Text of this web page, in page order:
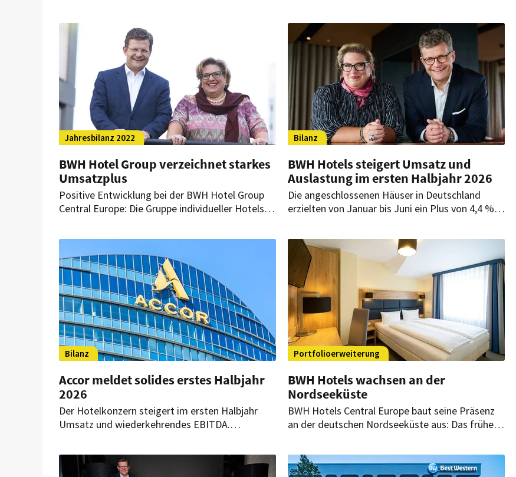
Jahresbilanz 2022
BWH Hotel Group verzeichnet starkes
Umsatzplus
Positive Entwicklung bei der BWH Hotel Group
Central Europe: Die Gruppe individueller Hotels
2022 ist sie nicht nur um elf Häuser gewachsen.
Bilanz
BWH Hotels steigert Umsatz und
Auslastung im ersten Halbjahr 2026
Die angeschlossenen Häuser in Deutschland
erzielten von Januar bis Juni ein Plus von 4,4 %.
durchschnittliche Tagesrate zurückging.
Bilanz
Accor meldet solides erstes Halbjahr
2026
Der Hotelkonzern steigert im ersten Halbjahr
Umsatz und wiederkehrendes EBITDA.
mehr als 5.800 Hotels. Auch für den weiteren
Jahresverlauf zeigt sich das Unternehmen
Portfolioerweiterung
BWH Hotels wachsen an der
Nordseeküste
BWH Hotels Central Europe baut seine Präsenz
an der deutschen Nordseeküste aus: Das frühere
modernisiert und soll künftig als Wilhelmshaven
Ahoi – Sure Hotel Collection by Best Western